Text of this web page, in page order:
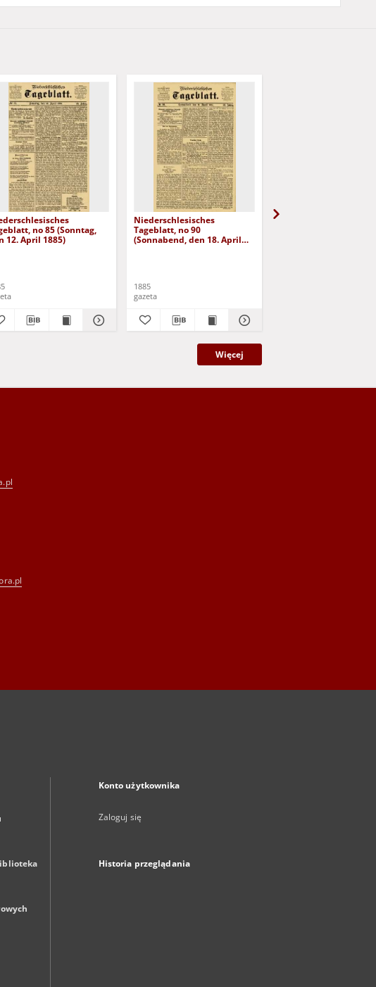
no 85 (Sonntag,
12. April 1885)
Niederschlesisches
Tageblatt, no 90
(Sonnabend, den 18. April
1885
gazeta
Więcej
Konto użytkownika
Zaloguj się
Historia przeglądania